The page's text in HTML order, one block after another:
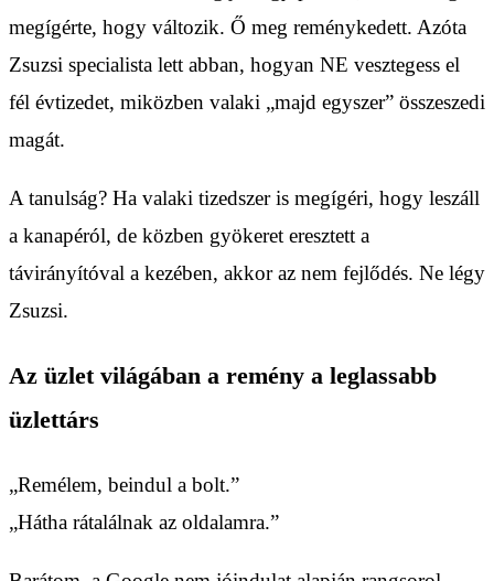
megígérte, hogy változik. Ő meg reménykedett. Azóta
Zsuzsi specialista lett abban, hogyan NE vesztegess el
fél évtizedet, miközben valaki „majd egyszer” összeszedi
magát.
A tanulság? Ha valaki tizedszer is megígéri, hogy leszáll
a kanapéról, de közben gyökeret eresztett a
távirányítóval a kezében, akkor az nem fejlődés. Ne légy
Zsuzsi.
Az üzlet világában a remény a leglassabb
üzlettárs
„Remélem, beindul a bolt.”
„Hátha rátalálnak az oldalamra.”